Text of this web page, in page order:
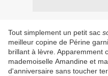
Tout simplement un petit sac
meilleur copine de Périne
brillant à lèvre. Apparemment
mademoiselle Amandine et
d'anniversaire sans toucher